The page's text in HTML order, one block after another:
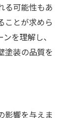
リスト
方
証内容
る可能性もあ
ことが求めら
を理解し、
塗装の品質を
影響を与えま